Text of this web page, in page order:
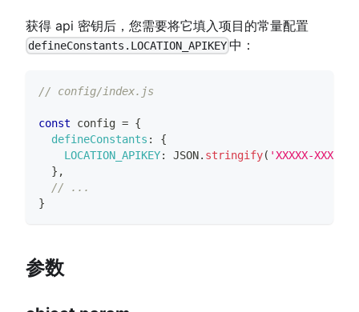
获得 api 密钥后，您需要将它填入项目的常量配置
defineConstants.LOCATION_APIKEY 中：
// config/index.js
const config = {
defineConstants :
{
LOCATION_APIKEY: JSON. stringify( 'XXXXX-XXXXX-
} ,
// ...
}
参数